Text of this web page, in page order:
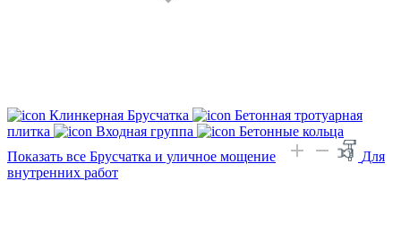
Клинкерная Брусчатка
Бетонная тротуарная
плитка
Входная группа
Бетонные кольца
Показать все Брусчатка и уличное мощение
Для
внутренних работ